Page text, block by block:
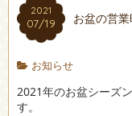
2021
07/19 お盆の営
お知らせ
2021年のお盆シーズ
す。